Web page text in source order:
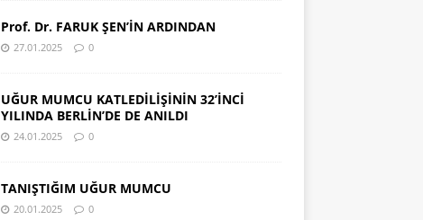
Prof. Dr. FARUK ŞEN’İN ARDINDAN
27.01.2025 0
UĞUR MUMCU KATLEDİLİŞİNİN 32’İNCİ
YILINDA BERLİN’DE DE ANILDI
24.01.2025 0
TANIŞTIĞIM UĞUR MUMCU
20.01.2025 0